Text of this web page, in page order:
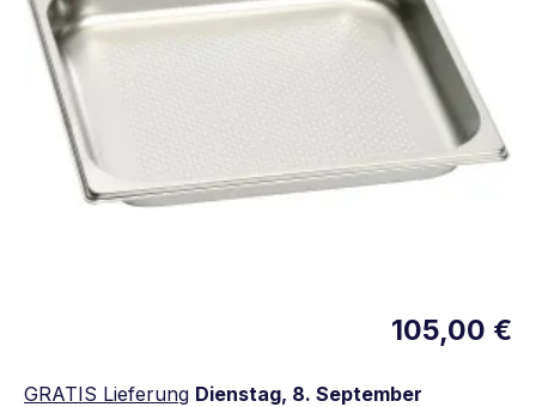
105,00 €
GRATIS Lieferung Dienstag, 8. September